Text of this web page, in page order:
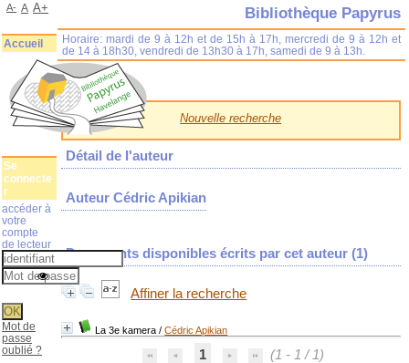
Nouvelle recherche
Détail de l'auteur
Auteur Cédric Apikian
Documents disponibles écrits par cet auteur (1)
Affiner la recherche
La 3e kamera /Cédric Apikian
1
(1 - 1 / 1)
Bibliothèque Papyrus
Horaire: mardi de 9 à 12h et de 15h à 17h, mercredi de 9 à 12h et
de 14 à 18h30, vendredi de 13h30 à 17h, samedi de 9 à 13h.
A- A A+
Accueil
Se
connecte
r
accéder à
votre
compte
de lecteur
Mot de
passe
oublié ?